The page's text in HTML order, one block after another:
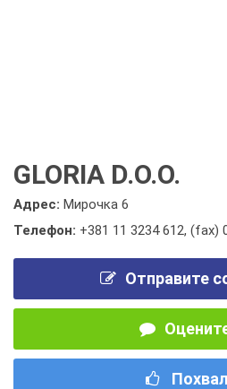
GLORIA D.O.O.
Адрес: Мирочка 6
Телефон: +381 11 3234 612, (fax)
Отправите